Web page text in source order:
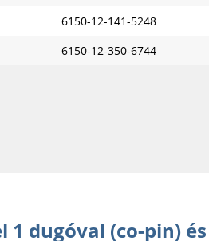
6150-12-141-5248
6150-12-350-6744
dugóval (co-pin)